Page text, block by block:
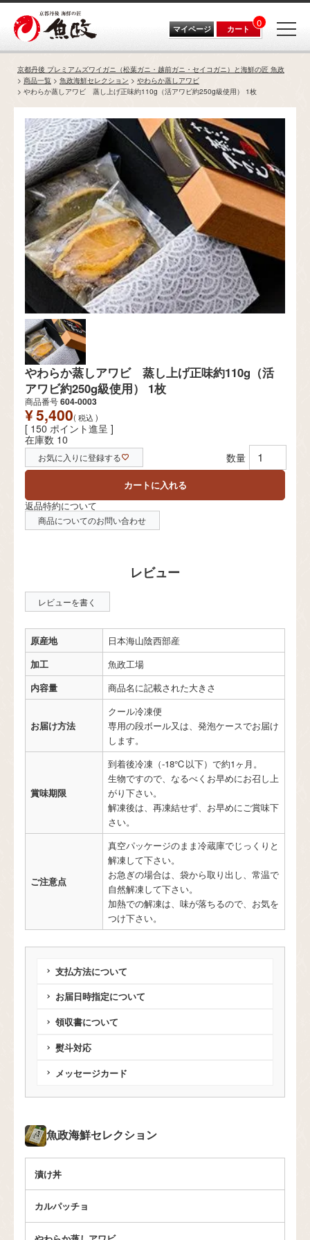
マイページ カート 0
京都丹後 プレミアムズワイガニ（松葉ガニ・越前ガニ・セイコガニ）と海鮮の匠 魚政
商品一覧
魚政海鮮セレクション
やわらか蒸しアワビ
やわらか蒸しアワビ 蒸し上げ正味約110g（活アワビ約250g級使用） 1枚
魚政海鮮セレクション
漬け丼
カルパッチョ
やわらか蒸しアワビ 蒸し上げ正味約110g（活
アワビ約250g級使用） 1枚
商品番号604-0003
¥5,400 税込
[ 150 ポイント進呈 ]
在庫数 10
お気に入りに登録する
カートに入れる
返品特約について
商品についてのお問い合わせ
レビューを書く
原産地
日本海山陰西部産
加工
魚政工場
内容量
商品名に記載された大きさ
お届け方法
クール冷凍便
専用の段ボール又は、発泡ケースでお届け
します。
賞味期限
到着後冷凍（-18℃以下）で約1ヶ月。
生物ですので、なるべくお早めにお召し上
がり下さい。
解凍後は、再凍結せず、お早めにご賞味下
さい。
ご注意点
真空パッケージのまま冷蔵庫でじっくりと
解凍して下さい。
お急ぎの場合は、袋から取り出し、常温で
自然解凍して下さい。
加熱での解凍は、味が落ちるので、お気を
つけ下さい。
支払方法について
お届日時指定について
領収書について
熨斗対応
メッセージカード